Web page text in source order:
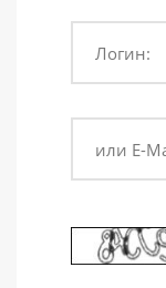
Логин:
или E-